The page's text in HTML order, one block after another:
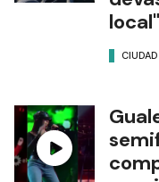
local"
CIUDAD